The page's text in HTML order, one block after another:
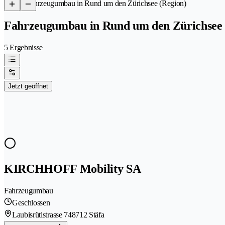
/Fahrzeugumbau in Rund um den Zürichsee (Region)
Fahrzeugumbau in Rund um den Zürichsee
5 Ergebnisse
Jetzt geöffnet
KIRCHHOFF Mobility SA
Fahrzeugumbau
Geschlossen
Laubisrütistrasse 748712 Stäfa